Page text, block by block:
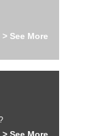
> See More